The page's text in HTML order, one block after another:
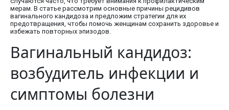
мерам. В статье рассмотрим основные причины рецидивов
вагинального кандидоза и предложим стратегии для их
предотвращения, чтобы помочь женщинам сохранить здоровье и
избежать повторных эпизодов.
Вагинальный кандидоз:
возбудитель инфекции и
симптомы болезни